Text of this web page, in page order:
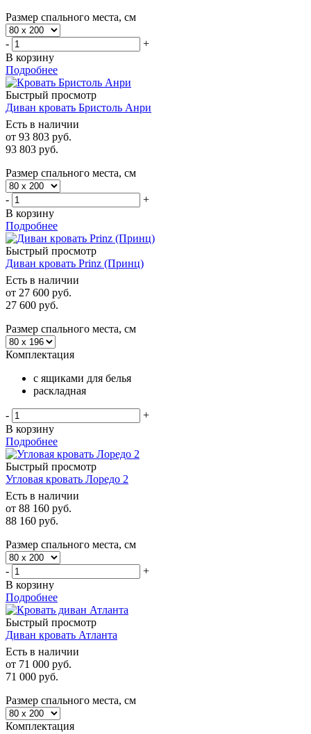
Размер спального места, см
-
+
В корзину
Подробнее
Быстрый просмотр
Диван кровать Бристоль Анри
Есть в наличии
от 93 803 руб.
93 803 руб.
Размер спального места, см
-
+
В корзину
Подробнее
Быстрый просмотр
Диван кровать Prinz (Принц)
Есть в наличии
от 27 600 руб.
27 600 руб.
Размер спального места, см
Комплектация
с ящиками для белья
раскладная
-
+
В корзину
Подробнее
Быстрый просмотр
Угловая кровать Лоредо 2
Есть в наличии
от 88 160 руб.
88 160 руб.
Размер спального места, см
-
+
В корзину
Подробнее
Быстрый просмотр
Диван кровать Атланта
Есть в наличии
от 71 000 руб.
71 000 руб.
Размер спального места, см
Комплектация